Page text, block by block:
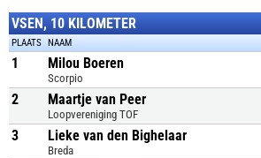
VSEN, 10 KILOMETER
PLAATS NAAM
1 Milou Boeren
Scorpio
2 Maartje van Peer
Loopvereniging TOF
3 Lieke van den Bighelaar
Breda